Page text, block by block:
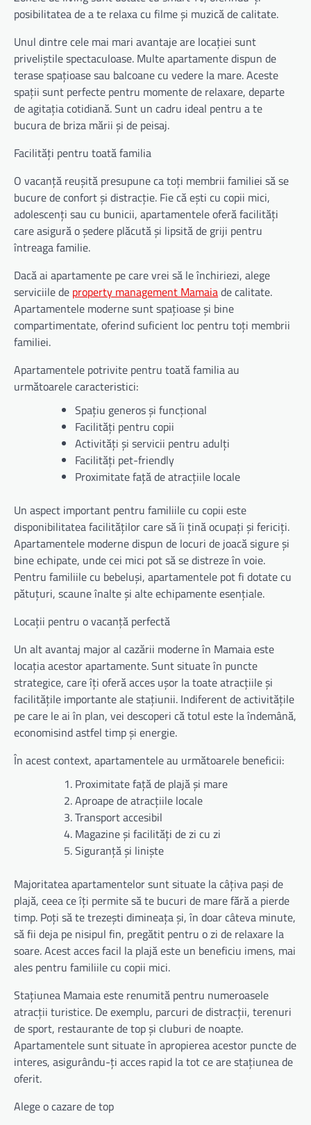
posibilitatea de a te relaxa cu filme și muzică de calitate.
Unul dintre cele mai mari avantaje are locației sunt
priveliștile spectaculoase. Multe apartamente dispun de
terase spațioase sau balcoane cu vedere la mare. Aceste
spații sunt perfecte pentru momente de relaxare, departe
de agitația cotidiană. Sunt un cadru ideal pentru a te
bucura de briza mării și de peisaj.
Facilități pentru toată familia
O vacanță reușită presupune ca toți membrii familiei să se
bucure de confort și distracție. Fie că ești cu copii mici,
adolescenți sau cu bunicii, apartamentele oferă facilități
care asigură o ședere plăcută și lipsită de griji pentru
întreaga familie.
Dacă ai apartamente pe care vrei să le închiriezi, alege
serviciile de property management Mamaiade calitate.
Apartamentele moderne sunt spațioase și bine
compartimentate, oferind suficient loc pentru toți membrii
familiei.
Apartamentele potrivite pentru toată familia au
următoarele caracteristici:
Spațiu generos și funcțional
Facilități pentru copii
Activități și servicii pentru adulți
Facilități pet-friendly
Proximitate față de atracțiile locale
Un aspect important pentru familiile cu copii este
disponibilitatea facilităților care să îi țină ocupați și fericiți.
Apartamentele moderne dispun de locuri de joacă sigure și
bine echipate, unde cei mici pot să se distreze în voie.
Pentru familiile cu bebeluși, apartamentele pot fi dotate cu
pătuțuri, scaune înalte și alte echipamente esențiale.
Locații pentru o vacanță perfectă
Un alt avantaj major al cazării moderne în Mamaia este
locația acestor apartamente. Sunt situate în puncte
strategice, care îți oferă acces ușor la toate atracțiile și
facilitățile importante ale stațiunii. Indiferent de activitățile
pe care le ai în plan, vei descoperi că totul este la îndemână,
economisind astfel timp și energie.
În acest context, apartamentele au următoarele beneficii:
Proximitate față de plajă și mare
Aproape de atracțiile locale
Transport accesibil
Magazine și facilități de zi cu zi
Siguranță și liniște
Majoritatea apartamentelor sunt situate la câțiva pași de
plajă, ceea ce îți permite să te bucuri de mare fără a pierde
timp. Poți să te trezești dimineața și, în doar câteva minute,
să fii deja pe nisipul fin, pregătit pentru o zi de relaxare la
soare. Acest acces facil la plajă este un beneficiu imens, mai
ales pentru familiile cu copii mici.
Stațiunea Mamaia este renumită pentru numeroasele
atracții turistice. De exemplu, parcuri de distracții, terenuri
de sport, restaurante de top și cluburi de noapte.
Apartamentele sunt situate în apropierea acestor puncte de
interes, asigurându-ți acces rapid la tot ce are stațiunea de
oferit.
Alege o cazare de top